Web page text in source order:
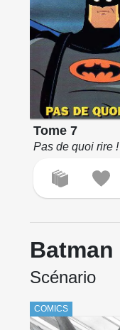
Tome 7
Pas de quoi rire !
Batman
Scénario
COMICS